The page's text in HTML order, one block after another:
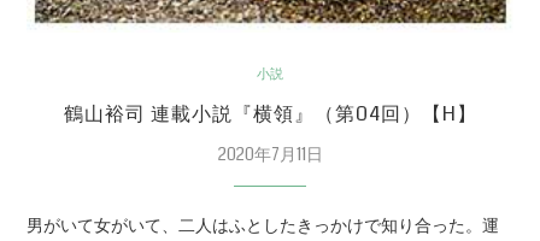
小説
鶴山裕司 連載小説『横領』（第04回）【H】
2020年7月11日
男がいて女がいて、二人はふとしたきっかけで知り合った。運